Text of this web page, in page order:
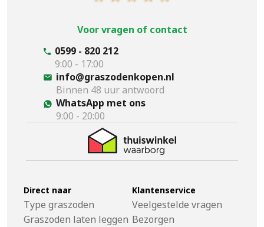
Voor vragen of contact
0599 - 820 212
9:00 - 17:00
info@graszodenkopen.nl
Binnen 48 uur antwoord
WhatsApp met ons
9:00 - 20:00
Direct naar
Type graszoden
Graszoden laten leggen
Klantenservice
Veelgestelde vragen
Bezorgen